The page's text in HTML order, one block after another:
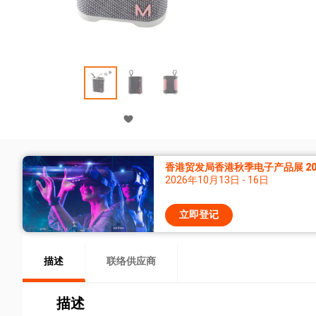
香港贸发局香港秋季电子产品展
2026年10月13日 - 16日
立即登记
描述 联络供应商
描述